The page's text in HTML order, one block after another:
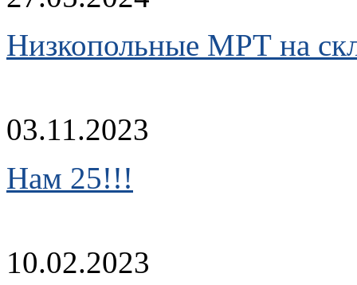
Низкопольные МРТ на
03.11.2023
Нам 25!!!
10.02.2023